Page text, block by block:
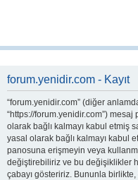
forum.yenidir.com - Kayıt
“forum.yenidir.com” (diğer
“https://forum.yenidir.com”)
olarak bağlı kalmayı kabul etmiş
yasal olarak bağlı kalmayı kabul
panosuna erişmeyin veya
değiştirebiliriz ve bu değişiklikler
çabayı gösteririz. Bununla